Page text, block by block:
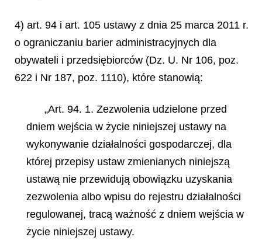
4) art. 94 i art. 105 ustawy z dnia 25 marca 2011 r.
o ograniczaniu barier administracyjnych dla
obywateli i przedsiębiorców (Dz. U. Nr 106, poz.
622 i Nr 187, poz. 1110), które stanowią:
„Art. 94. 1. Zezwolenia udzielone przed
dniem wejścia w życie niniejszej ustawy na
wykonywanie działalnościgospodarczej, dla
której przepisy ustaw zmienianych niniejszą
ustawą nie przewidują obowiązku uzyskania
zezwolenia albo wpisu do rejestru działalności
regulowanej, tracą ważność z dniem wejścia w
życie niniejszej ustawy.